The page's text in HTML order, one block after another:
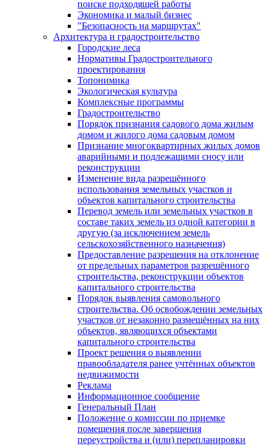
поиске подходящей работы
Экономика и малый бизнес
"Безопасность на маршрутах"
Архитектура и градостроительство
Городские леса
Нормативы Градостроительного
проектирования
Топонимика
Экологическая культура
Комплексные программы
Градостроительство
Порядок признания садового дома жилым
домом и жилого дома садовым домом
Признание многоквартирных жилых домов
аварийными и подлежащими сносу или
реконструкции
Изменение вида разрешённого
использования земельных участков и
объектов капитального строительства
Перевод земель или земельных участков в
составе таких земель из одной категории в
другую (за исключением земель
сельскохозяйственного назначения)
Предоставление разрешения на отклонение
от предельных параметров разрешённого
строительства, реконструкции объектов
капитального строительства
Порядок выявления самовольного
строительства. Об освобождении земельных
участков от незаконно размещённых на них
объектов, являющихся объектами
капитального строительства
Проект решения о выявлении
правообладателя ранее учтённых объектов
недвижимости
Реклама
Информационное сообщение
Генеральный План
Положение о комиссии по приемке
помещения после завершения
переустройства и (или) перепланировки